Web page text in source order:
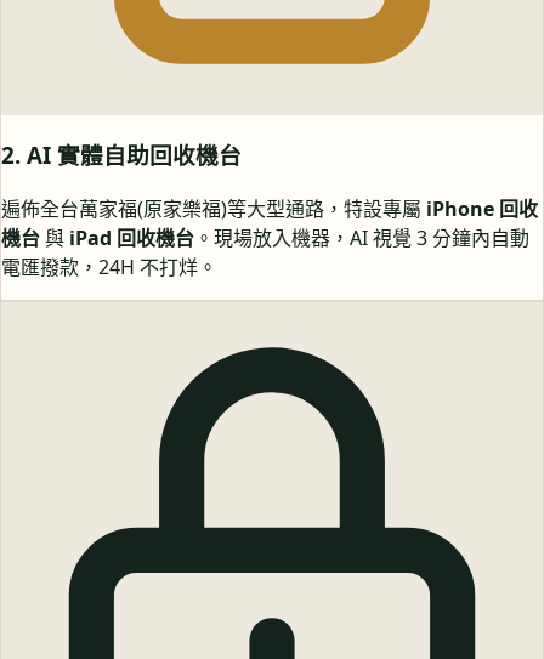
2. AI 實體自助回收機台
遍佈全台萬家福(原家樂福)等大型通路，特設專屬 iPhone 回收
機台與 iPad 回收機台 。現場放入機器，AI 視覺 3 分鐘內自動
電匯撥款，24H 不打烊。